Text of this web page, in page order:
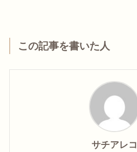
この記事を書いた人
サチアレコ